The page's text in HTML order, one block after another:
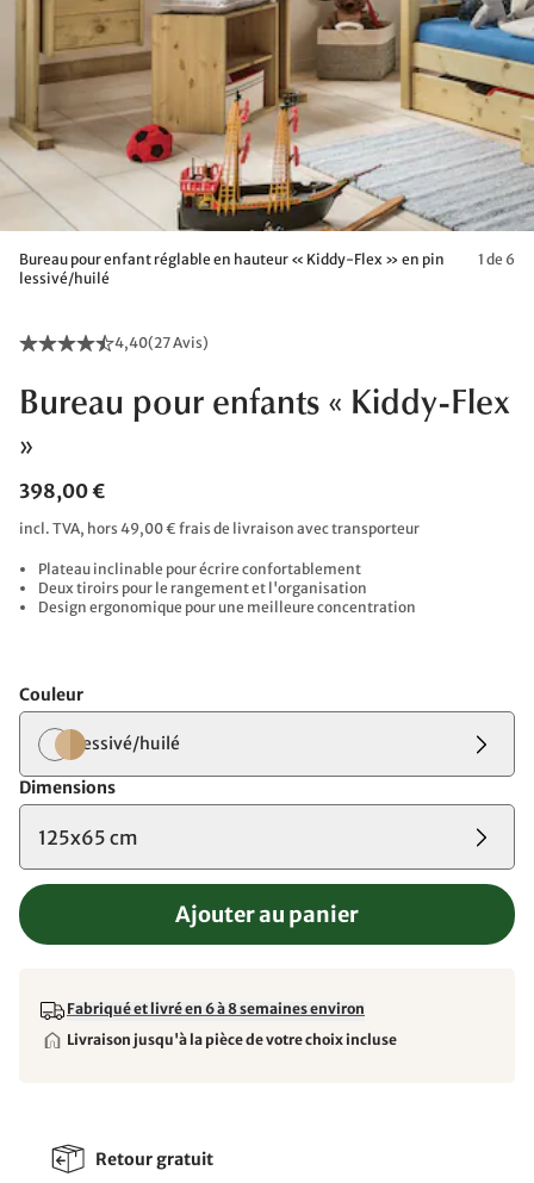
Bureau pour enfant réglable en hauteur « Kiddy-Flex » en pin
lessivé/huilé
1 de 6
4,40(27 Avis)
Bureau pour enfants « Kiddy-Flex
»
398,00 €
incl. TVA, hors 49,00 € frais de livraison avec transporteur
Plateau inclinable pour écrire confortablement
Deux tiroirs pour le rangement et l'organisation
Design ergonomique pour une meilleure concentration
Couleur
lessivé/huilé
Dimensions
125x65 cm
Ajouter au panier
Fabriqué et livré en 6 à 8 semaines environ
Livraison jusqu'à la pièce de votre choix incluse
Retour gratuit